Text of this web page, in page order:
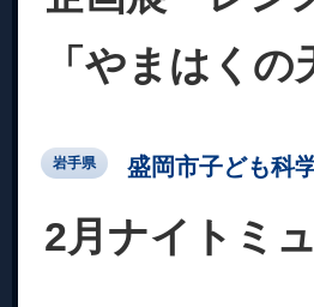
「やまはく
岩手県 盛岡市子ども科
2月ナイトミ